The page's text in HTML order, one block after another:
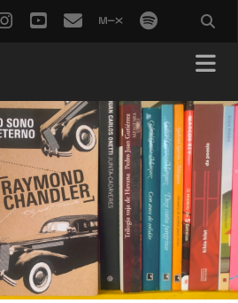
instagram
youtube
emailmixcloud
spotify